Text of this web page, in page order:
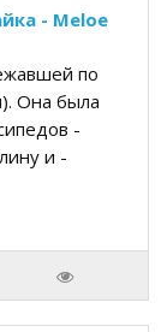
- Meloe
по
Она была
-
и -